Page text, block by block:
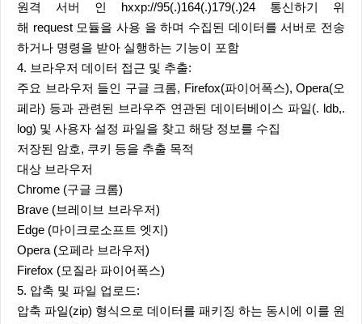
원격 서버 인 hxxp://95(.)164(.)179(.)24 통신하기 위
해 request 모듈을 사용 을 하며 수집된 데이터를 서버로 전송
하거나 명령을 받아 실행하는 기능이 포함
4. 브라우저 데이터 접근 및 추출:
주요 브라우저 들인 구글 크롬, Firefox(파이어폭스), Opera(오
페라) 등과 관련된 브라우주 연관된 데이터베이스 파일(. ldb,.
log) 및 사용자 설정 파일을 찾고 해당 정보를 수집
저장된 암호, 쿠키 등을 추출 목적
대상 브라우저
Chrome (구글 크롬)
Brave (브레이브 브라우저)
Edge (마이크로소프트 엣지)
Opera (오페라 브라우저)
Firefox (모질라 파이어폭스)
5. 압축 및 파일 업로드:
압축 파일(zip) 형식으로 데이터를 패키징 하는 동시에 이를 원